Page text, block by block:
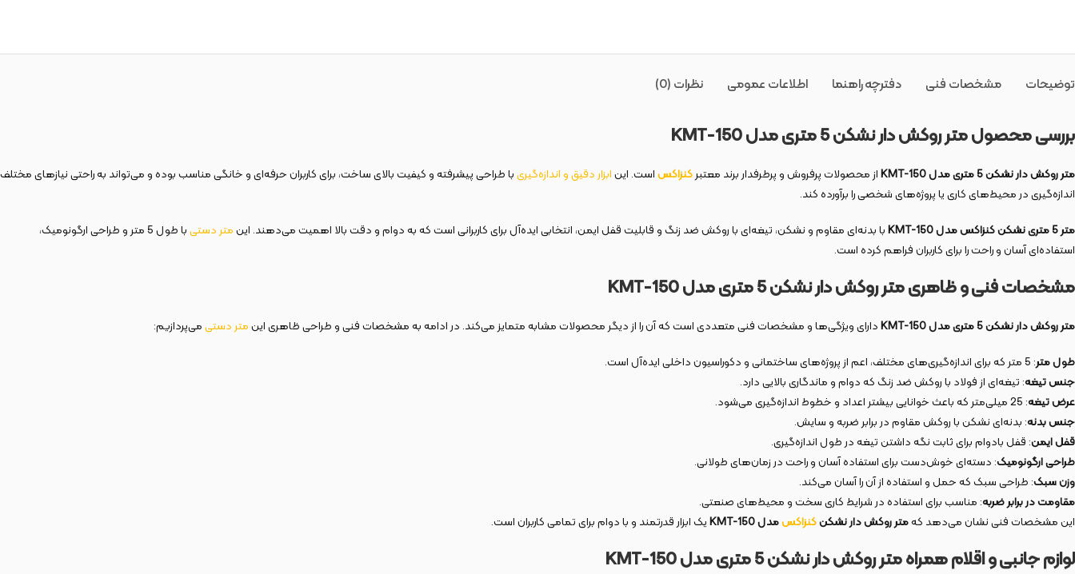
توضیحات نظرات (0) مشخصات فنی اطلاعات عمومی دفترچه راهنما
بررسی محصول متر روکش دار نشکن 5 متری مدل KMT-150
متر روکش دار نشکن 5 متری مدل KMT-150 از محصولات پرفروش و پرطرفدار برند معتبرکنزاکساست. اینابزار دقیق و اندازه‌گیریبا طراحی پیشرفته و کیفیت بالای ساخت، برای کاربران حرفه‌ای و خانگی مناسب بوده و می‌تواند به راحتی نیازهای مختلف
اندازه‌گیری در محیط‌های کاری یا پروژه‌های شخصی را برآورده کند.
متر 5 متری نشکن کنزاکس مدل KMT-150 با بدنه‌ای مقاوم و نشکن، تیغه‌ای با روکش ضد زنگ و قابلیت قفل ایمن، انتخابی ایده‌آل برای کاربرانی است که به دوام و دقت بالا اهمیت می‌دهند. اینمتر دستی
با طول 5 متر و طراحی ارگونومیک،
استفاده‌ای آسان و راحت را برای کاربران فراهم کرده است.
مشخصات فنی و ظاهری متر روکش دار نشکن 5 متری مدل KMT-150
متر روکش دار نشکن 5 متری مدل KMT-150 دارای ویژگی‌ها و مشخصات فنی متعددی است که آن را از دیگر محصولات مشابه متمایز می‌کند. در ادامه به مشخصات فنی و طراحی ظاهری اینمتر دستیمی‌پردازیم:
طول متر: 5 متر که برای اندازه‌گیری‌های مختلف، اعم از پروژه‌های ساختمانی و دکوراسیون داخلی ایده‌آل است.
جنس تیغه: تیغه‌ای از فولاد با روکش ضد زنگ که دوام و ماندگاری بالایی دارد.
عرض تیغه: 25 میلی‌متر که باعث خوانایی بیشتر اعداد و خطوط اندازه‌گیری می‌شود.
جنس بدنه: بدنه‌ای نشکن با روکش مقاوم در برابر ضربه و سایش.
قفل ایمن: قفل بادوام برای ثابت نگه داشتن تیغه در طول اندازه‌گیری.
طراحی ارگونومیک: دسته‌ای خوش‌دست برای استفاده آسان و راحت در زمان‌های طولانی.
وزن سبک: طراحی سبک که حمل و استفاده از آن را آسان می‌کند.
مقاومت در برابر ضربه: مناسب برای استفاده در شرایط کاری سخت و محیط‌های صنعتی.
این مشخصات فنی نشان می‌دهد کهمتر روکش دار نشکنکنزاکسمدل KMT-150 یک ابزار قدرتمند و با دوام برای تمامی کاربران است.
لوازم جانبی و اقلام همراه متر روکش دار نشکن 5 متری مدل KMT-150